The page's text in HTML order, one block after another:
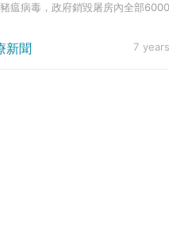
新聞 7
瘟病毒，政府銷毀屠房內全部